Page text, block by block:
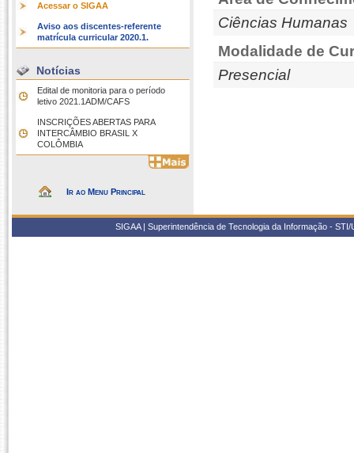
Acessar o SIGAA
Aviso aos discentes-referente
matrícula curricular 2020.1.
Notícias
Edital de monitoria para o período
letivo 2021.1ADM/CAFS
INSCRIÇÕES ABERTAS PARA
INTERCÂMBIO BRASIL X
COLÔMBIA
Ir ao Menu Principal
Ciências Humanas
Modalidade de
Presencial
SIGAA | Superintendência de Tecnologia da Informação -